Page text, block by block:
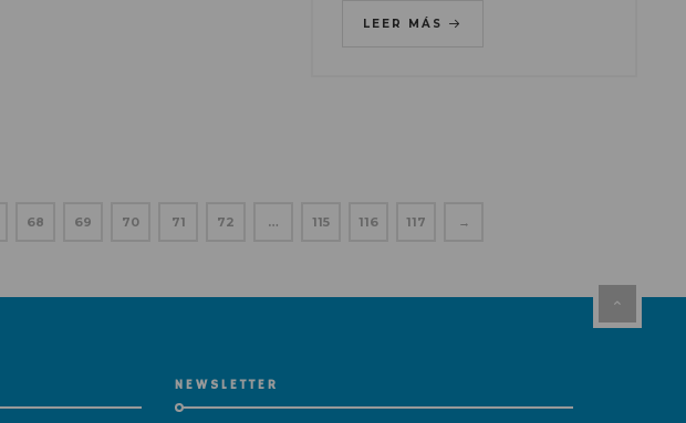
LEER MÁS
68 69 70 71 72 … 115 116 117 →
NEWSLETTER